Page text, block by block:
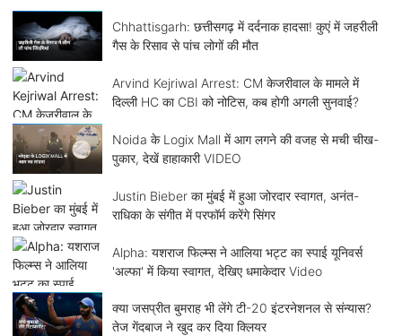
Chhattisgarh: छत्तीसगढ़ में दर्दनाक हादसा! कुएं में जहरीली
गैस के रिसाव से पांच लोगों की मौत
Arvind Kejriwal Arrest: CM केजरीवाल के मामले में
दिल्ली HC का CBI को नोटिस, कब होगी अगली सुनवाई?
Noida के Logix Mall में आग लगने की वजह से मची चीख-
पुकार, देखें हाहाकारी VIDEO
Justin Bieber का मुंबई में हुआ जोरदार स्वागत, अनंत-
राधिका के संगीत में परफॉर्म करेंगे सिंगर
Alpha: यशराज फिल्म्स ने आलिया भट्ट का स्पाई यूनिवर्स
'अल्फा' में किया स्वागत, देखिए धमाकेदार Video
क्या जसप्रीत बुमराह भी लेंगे टी-20 इंटरनेशनल से संन्यास?
तेज गेंदबाज ने खुद कर दिया क्लियर